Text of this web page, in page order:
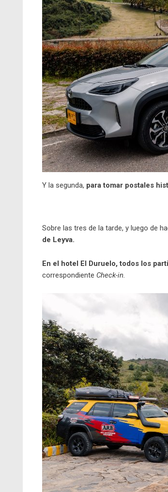
Y la segunda, para tomar postales
Sobre las tres de la tarde, y luego de
de Leyva.
En el hotel El Duruelo, todos los
correspondiente Check-in.